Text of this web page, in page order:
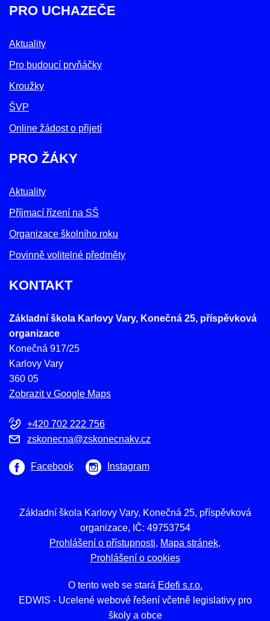
PRO UCHAZEČE
Aktuality
Pro budoucí prvňáčky
Kroužky
ŠVP
Online žádost o přijetí
PRO ŽÁKY
Aktuality
Příjmací řízení na SŠ
Organizace školního roku
Povinně volitelné předměty
KONTAKT
Základní škola Karlovy Vary, Konečná 25, příspěvková
organizace
Konečná 917/25
Karlovy Vary
360 05
Zobrazit v Google Maps
+420 702 222 756
zskonecna@zskonecnakv.cz
Facebook Instagram
Základní škola Karlovy Vary, Konečná 25, příspěvková
organizace, IČ: 49753754
Prohlášení o přístupnosti
Mapa stránek
Prohlášení o cookies
O tento web se stará Edefi s.r.o.
EDWIS - Ucelené webové řešení včetně legislativy pro
školy a obce